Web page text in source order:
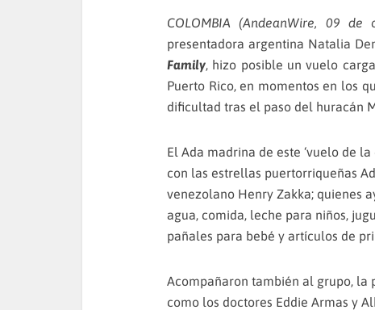
COLOMBIA (AndeanWire, 09 de
presentadora argentina Natalia
Family, hizo posible un vuelo
Puerto Rico, en momentos en los
dificultad tras el paso del huracán
El Ada madrina de este ‘vuelo de la
con las estrellas puertorriqueñas
venezolano Henry Zakka; quienes
agua, comida, leche para niños,
pañales para bebé y artículos de
Acompañaron también al grupo, la
como los doctores Eddie Armas y